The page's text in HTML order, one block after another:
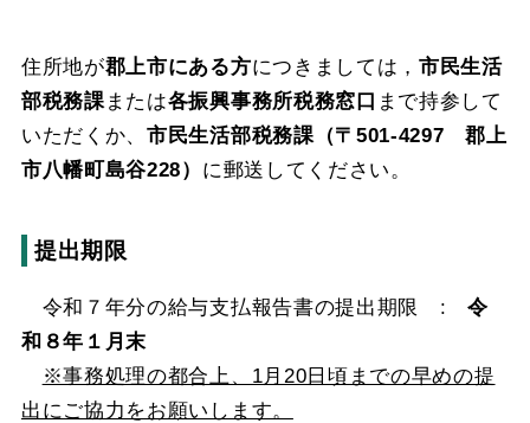
住所地が郡上市にある方につきましては，市民生活
部税務課または各振興事務所税務窓口 まで持参して
いただくか、市民生活部税務課（〒501-4297 郡上
市八幡町島谷228） に郵送してください。
提出期限
令和７年分の給与支払報告書の提出期限 : 令
和８年１月末
※事務処理の都合上、1月20日頃までの早めの提
出にご協力をお願いします。